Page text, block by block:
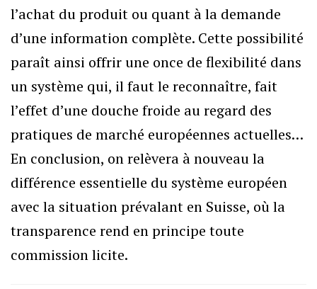
l’achat du produit ou quant à la demande
d’une information complète. Cette possibilité
paraît ainsi offrir une once de flexibilité dans
un système qui, il faut le reconnaître, fait
l’effet d’une douche froide au regard des
pratiques de marché européennes actuelles…
En conclusion, on relèvera à nouveau la
différence essentielle du système européen
avec la situation prévalant en Suisse, où la
transparence rend en principe toute
commission licite.